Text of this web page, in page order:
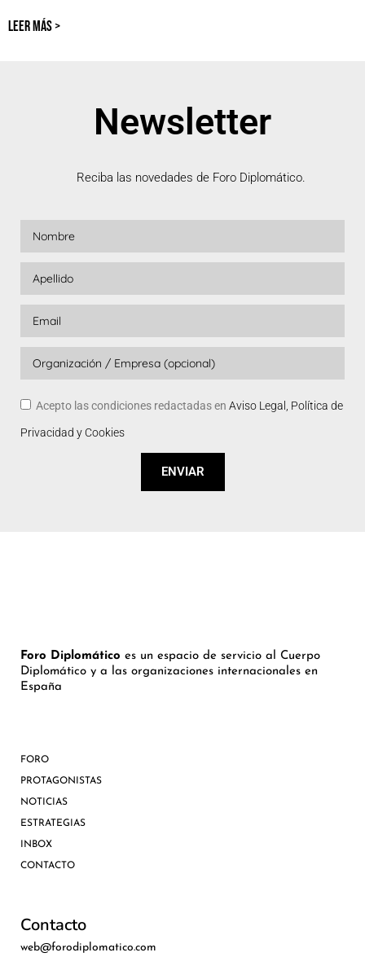
LEER MÁS >
Newsletter
Reciba las novedades de Foro Diplomático.
Acepto las condiciones redactadas en Aviso Legal, Política de
Privacidad y Cookies
ENVIAR
Foro Diplomático es un espacio de servicio al Cuerpo
Diplomático y a las organizaciones internacionales en
España
FORO
PROTAGONISTAS
NOTICIAS
ESTRATEGIAS
INBOX
CONTACTO
Contacto
web@forodiplomatico.com